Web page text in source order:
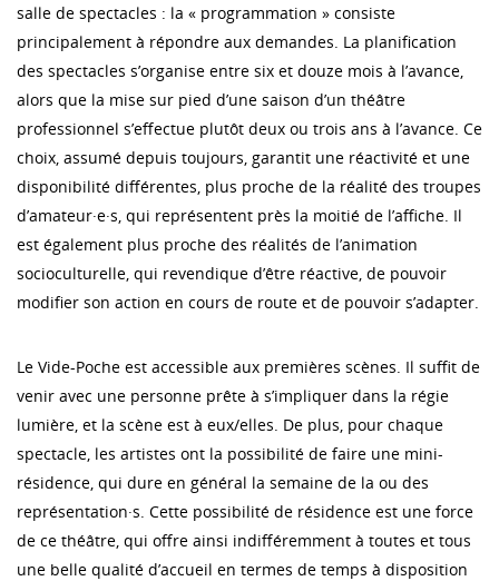
salle de spectacles : la « programmation » consiste
principalement à répondre aux demandes. La planification
des spectacles s’organise entre six et douze mois à l’avance,
alors que la mise sur pied d’une saison d’un théâtre
professionnel s’effectue plutôt deux ou trois ans à l’avance. Ce
choix, assumé depuis toujours, garantit une réactivité et une
disponibilité différentes, plus proche de la réalité des troupes
d’amateur·e·s, qui représentent près la moitié de l’affiche. Il
est également plus proche des réalités de l’animation
socioculturelle, qui revendique d’être réactive, de pouvoir
modifier son action en cours de route et de pouvoir s’adapter.
Le Vide-Poche est accessible aux premières scènes. Il suffit de
venir avec une personne prête à s’impliquer dans la régie
lumière, et la scène est à eux/elles. De plus, pour chaque
spectacle, les artistes ont la possibilité de faire une mini-
résidence, qui dure en général la semaine de la ou des
représentation·s. Cette possibilité de résidence est une force
de ce théâtre, qui offre ainsi indifféremment à toutes et tous
une belle qualité d’accueil en termes de temps à disposition